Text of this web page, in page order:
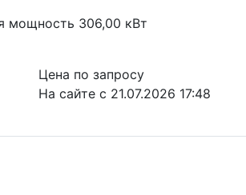
мощность 306,00 кВт
Цена по запросу
На сайте с 21.07.2026 17:48